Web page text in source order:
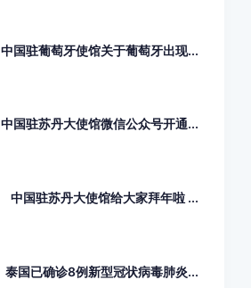
中国驻葡萄牙使馆关于葡萄牙出现...
中国驻苏丹大使馆微信公众号开通...
中国驻苏丹大使馆给大家拜年啦 ...
泰国已确诊8例新型冠状病毒肺炎...